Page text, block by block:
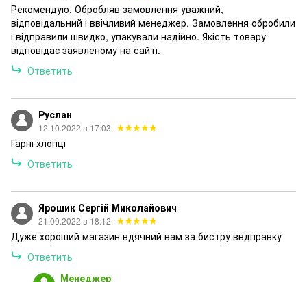
Рекомендую. Обробляв замовлення уважний,
відповідальний і ввічливий менеджер. Замовлення обробили
і відправили швидко, упакували надійно. Якість товару
відповідає заявленому на сайті.
Ответить
Руслан
12.10.2022 в 17:03
Гарні хлопці
Ответить
Ярошик Сергій Миколайович
21.09.2022 в 18:12
Дуже хороший магазин вдячний вам за бистру ввдправку
Ответить
Менеджер